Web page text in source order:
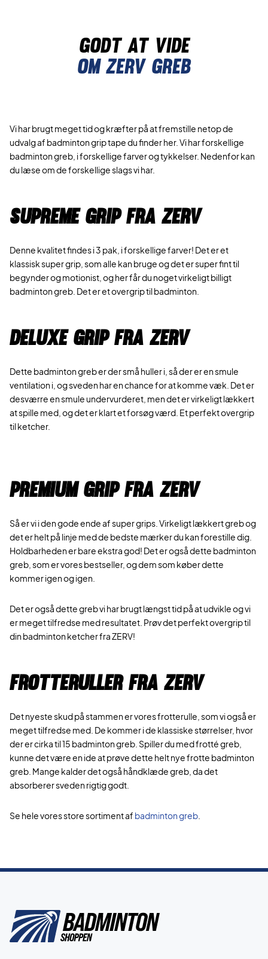
Godt at vide
Om zerv greb
Vi har brugt meget tid og kræfter på at fremstille netop de
udvalg af badminton grip tape du finder her. Vi har forskellige
badminton greb, i forskellige farver og tykkelser. Nedenfor kan
du læse om de forskellige slags vi har.
Supreme grip fra ZERV
Denne kvalitet findes i 3 pak, i forskellige farver! Det er et
klassisk super grip, som alle kan bruge og det er super fint til
begynder og motionist, og her får du noget virkeligt billigt
badminton greb. Det er et overgrip til badminton.
Deluxe grip fra ZERV
Dette badminton greb er der små huller i, så der er en smule
ventilation i, og sveden har en chance for at komme væk. Det er
desværre en smule undervurderet, men det er virkeligt lækkert
at spille med, og det er klart et forsøg værd. Et perfekt overgrip
til ketcher.
Premium grip fra ZERV
Så er vi i den gode ende af super grips. Virkeligt lækkert greb og
det er helt på linje med de bedste mærker du kan forestille dig.
Holdbarheden er bare ekstra god! Det er også dette badminton
greb, som er vores bestseller, og dem som køber dette
kommer igen og igen.
Det er også dette greb vi har brugt længst tid på at udvikle og vi
er meget tilfredse med resultatet. Prøv det perfekt overgrip til
din badminton ketcher fra ZERV!
Frotteruller fra ZERV
Det nyeste skud på stammen er vores frotterulle, som vi også er
meget tilfredse med. De kommer i de klassiske størrelser, hvor
der er cirka til 15 badminton greb. Spiller du med frotté greb,
kunne det være en ide at prøve dette helt nye frotte badminton
greb. Mange kalder det også håndklæde greb, da det
absorberer sveden rigtig godt.
Se hele vores store sortiment af badminton greb